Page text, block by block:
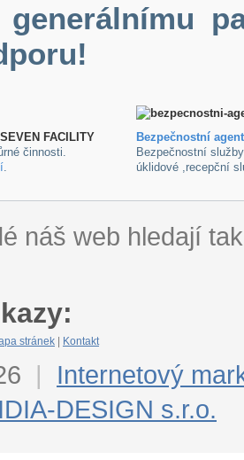
generálnímu
FACILITY
činnosti.
.
Bezpečnostní
Bezpečnostní
úklidové ,recepční
náš web hledají
stránek Kontakt
|
Internetový
DESIGN s.r.o.